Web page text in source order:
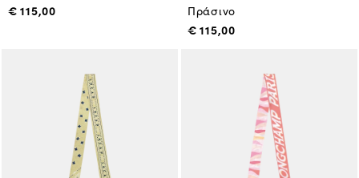
€ 115,00 Πράσινο
€ 115,00